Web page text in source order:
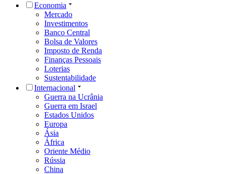
Economia
Mercado
Investimentos
Banco Central
Bolsa de Valores
Imposto de Renda
Finanças Pessoais
Loterias
Sustentabilidade
Internacional
Guerra na Ucrânia
Guerra em Israel
Estados Unidos
Europa
Ásia
África
Oriente Médio
Rússia
China